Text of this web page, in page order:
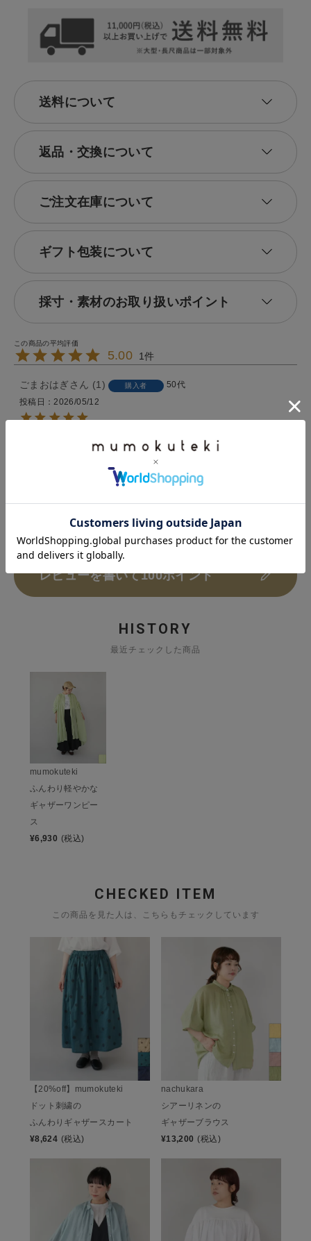
送料について
返品・交換について
ご注文在庫について
ギフト包装について
採寸・素材のお取り扱いポイント
5.00 1
ごまおはぎ 1 購入者
50代
投稿日
2026/05/12
布地がとても柔らかく着心地がいいワンピース。
少し涼しくもあり蒸し暑くもなるこの時期に楽しもう
すべてのレビューを見る
レビューを書いて100ポイント
HISTORY
最近チェックした商品
mumokuteki
ふんわり軽やかな
ギャザーワンピー
ス
¥6,930 (税込)
CHECKED ITEM
この商品を見た人は、こちらもチェックしています
【20%off】mumokuteki
ドット刺繍の
ふんわりギャザースカート
¥8,624 (税込)
nachukara
シアーリネンの
ギャザーブラウス
¥13,200 (税込)